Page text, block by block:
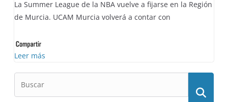
La Summer League de la NBA vuelve a fijarse en la Región
de Murcia. UCAM Murcia volverá a contar con
Leer más